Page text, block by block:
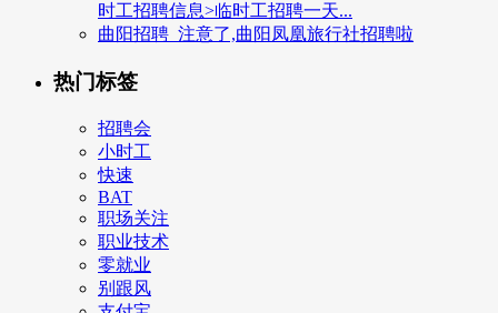
时工招聘信息>临时工招聘一天...
曲阳招聘_注意了,曲阳凤凰旅行社招聘啦
热门标签
招聘会
小时工
快速
BAT
职场关注
职业技术
零就业
别跟风